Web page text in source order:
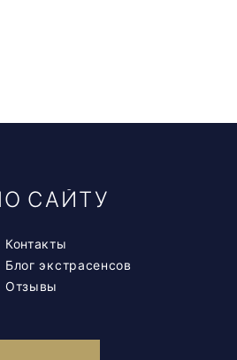
САЙТУ
Контакты
Блог экстрасенсов
Отзывы